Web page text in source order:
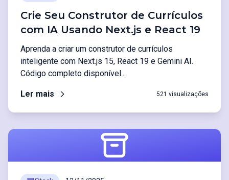
Crie Seu Construtor de Currículos
com IA Usando Next.js e React 19
Aprenda a criar um construtor de currículos
inteligente com Next.js 15, React 19 e Gemini AI.
Código completo disponível...
Ler mais 521 visualizações